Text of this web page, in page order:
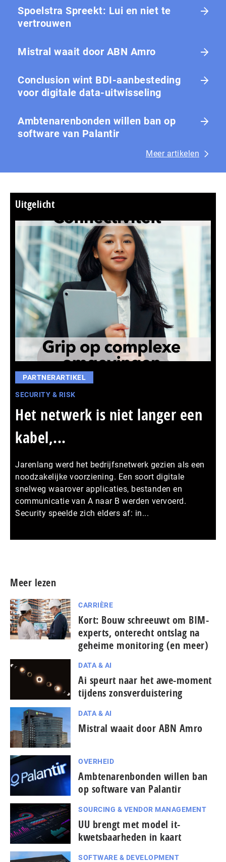
Spoelstra Spreekt: Lui en niet te
vertrouwen
Mistral waait door ABN Amro
Conclusion wint BDI-aanbesteding
voor digitale data-uitwisseling
Ambtenarenbonden willen ban op
software van Palantir
Meer artikelen
Uitgelicht
PARTNERARTIKEL
SECURITY & RISK
Het netwerk is niet langer een
kabel,...
Jarenlang werd het bedrijfsnetwerk gezien als een
noodzakelijke voorziening. Een soort digitale
snelweg waarover applicaties, bestanden en
communicatie van A naar B werden vervoerd.
Security speelde zich elders af: in...
Meer lezen
CARRIÈRE
Kort: Bouw schreeuwt om BIM-
experts, onterecht ontslag na
geheime monitoring (en meer)
DATA & AI
Ai speurt naar het awe-moment
tijdens zonsverduistering
DATA & AI
Mistral waait door ABN Amro
OVERHEID
Ambtenarenbonden willen ban
op software van Palantir
SOURCING & VENDOR MANAGEMENT
UU brengt met model it-
kwetsbaarheden in kaart
SOFTWARE & DEVELOPMENT